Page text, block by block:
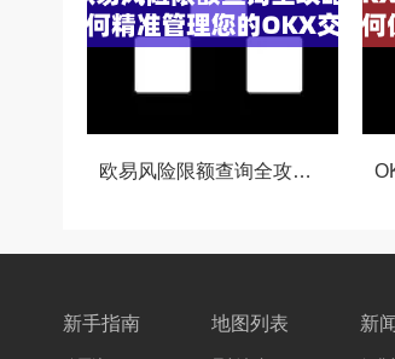
欧易风险限额查询全攻略，如何精准管理您的OKX交易风险？
新手指南 地图列表 新